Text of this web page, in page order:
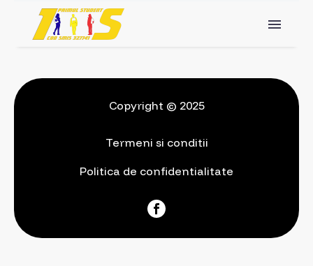
Copyright © 2025
Termeni si conditii
Politica de confidentialitate